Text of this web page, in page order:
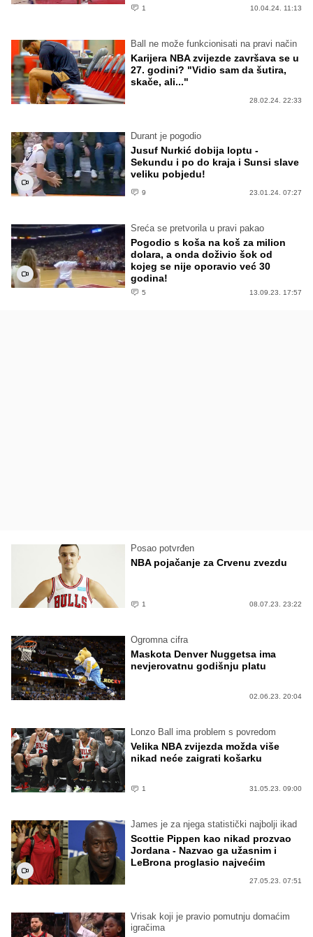
1 10.04.24. 11:13
Ball ne može funkcionisati na pravi način
Karijera NBA zvijezde završava se u
27. godini? "Vidio sam da šutira,
skače, ali..."
28.02.24. 22:33
Durant je pogodio
Jusuf Nurkić dobija loptu -
Sekundu i po do kraja i Sunsi slave
veliku pobjedu!
9 23.01.24. 07:27
Sreća se pretvorila u pravi pakao
Pogodio s koša na koš za milion
dolara, a onda doživio šok od
kojeg se nije oporavio već 30
godina!
5 13.09.23. 17:57
Posao potvrđen
NBA pojačanje za Crvenu zvezdu
1 08.07.23. 23:22
Ogromna cifra
Maskota Denver Nuggetsa ima
nevjerovatnu godišnju platu
02.06.23. 20:04
Lonzo Ball ima problem s povredom
Velika NBA zvijezda možda više
nikad neće zaigrati košarku
1 31.05.23. 09:00
James je za njega statistički najbolji ikad
Scottie Pippen kao nikad prozvao
Jordana - Nazvao ga užasnim i
LeBrona proglasio najvećim
27.05.23. 07:51
Vrisak koji je pravio pomutnju domaćim
igračima